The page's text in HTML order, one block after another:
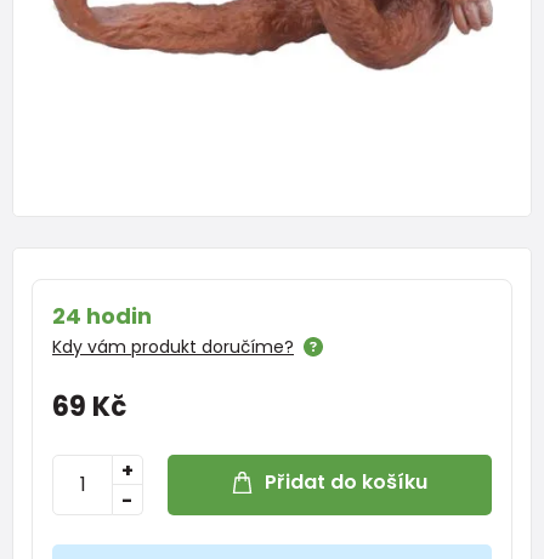
24 hodin
Kdy vám produkt doručíme?
69 Kč
-
+ Přidat do košíku